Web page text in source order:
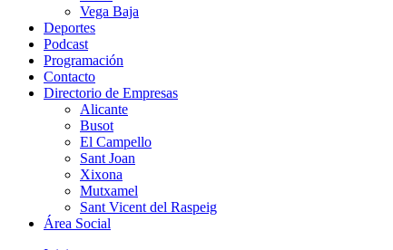
Vega Baja
Deportes
Podcast
Programación
Contacto
Directorio de Empresas
Alicante
Busot
El Campello
Sant Joan
Xixona
Mutxamel
Sant Vicent del Raspeig
Área Social